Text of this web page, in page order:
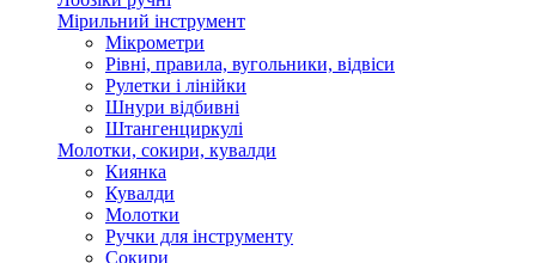
Мірильний інструмент
Мікрометри
Рівні, правила, вугольники, відвіси
Рулетки і лінійки
Шнури відбивні
Штангенциркулі
Молотки, сокири, кувалди
Киянка
Кувалди
Молотки
Ручки для інструменту
Сокири